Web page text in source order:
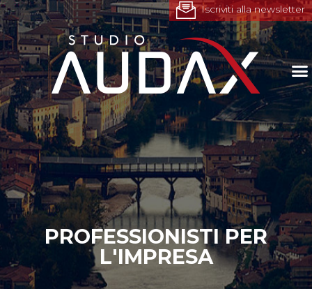
Iscriviti alla newsletter
PROFESSIONISTI PER
L'IMPRESA